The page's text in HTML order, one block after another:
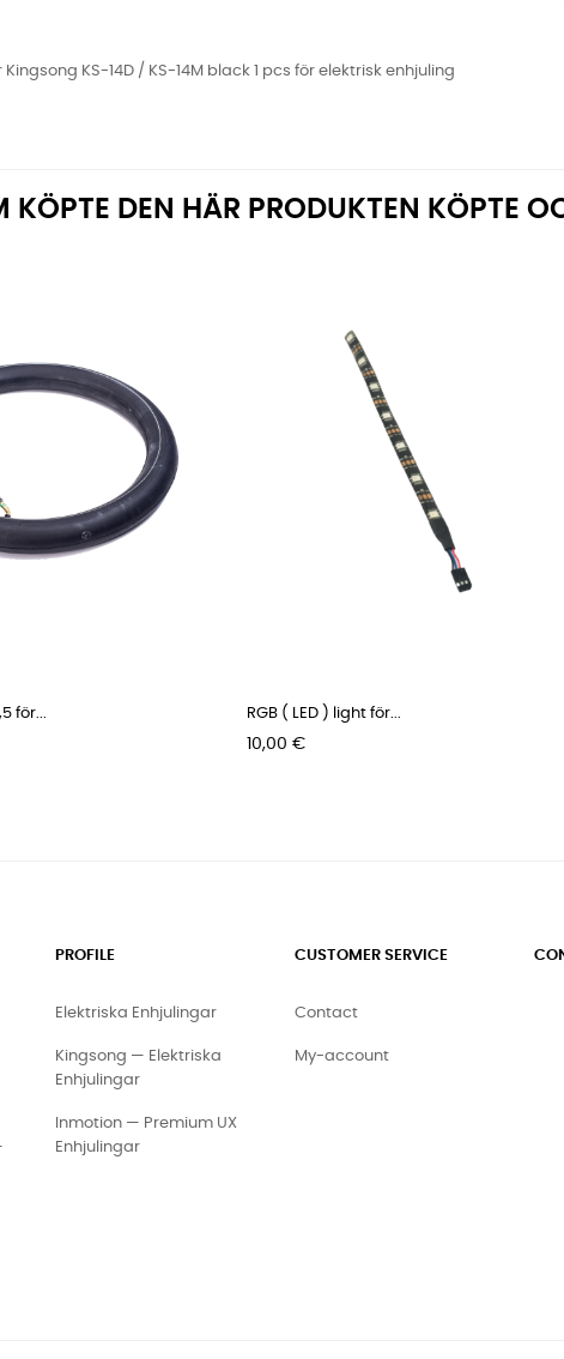
KS-14D / KS-14M black 1 pcs för elektrisk enhjuling
KÖPTE DEN HÄR PRODUKTEN KÖPTE
för... RGB ( LED ) light för...
Pris
10,00 €
PROFILE
Elektriska Enhjulingar
Kingsong — Elektriska
Enhjulingar
Inmotion — Premium UX
Enhjulingar
CUSTOMER SERVICE
Contact
My-account